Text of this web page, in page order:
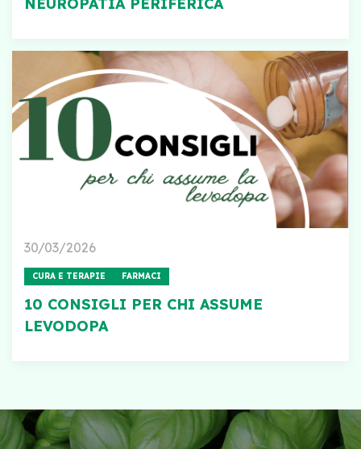
30/03/2026
CURA E TERAPIE FARMACI
10 CONSIGLI PER CHI ASSUME
LEVODOPA